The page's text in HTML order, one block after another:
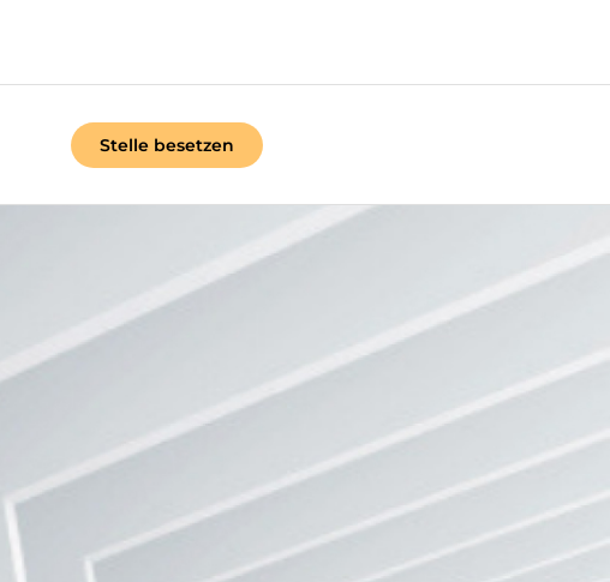
Stelle besetzen